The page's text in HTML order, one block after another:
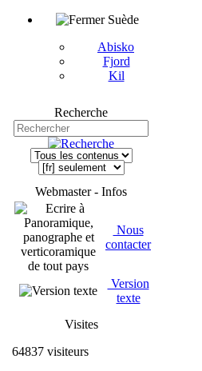
Suède
Abisko
Fjord
Kil
Recherche
Webmaster - Infos
Nous
contacter
Version
texte
Visites
64837 visiteurs